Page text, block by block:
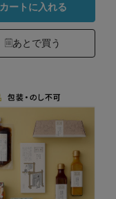
カートに入れる
あとで買う